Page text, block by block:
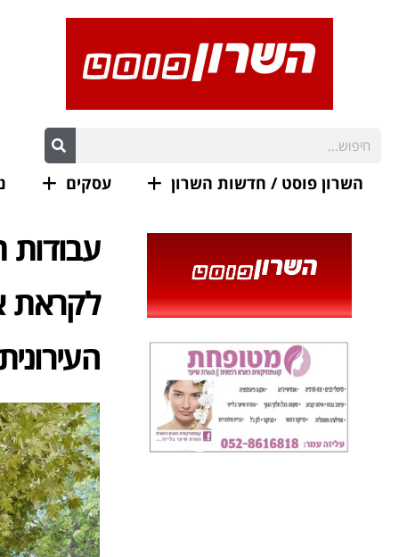
השרון פוסט / חדשות השרון עסקים
לקראת